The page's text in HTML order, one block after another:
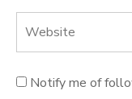
Notify me of